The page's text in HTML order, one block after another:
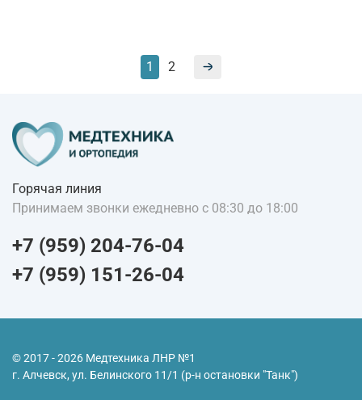
1 2
Горячая линия
Принимаем звонки ежедневно с 08:30 до 18:00
+7 (959) 204-76-04
+7 (959) 151-26-04
© 2017 - 2026 Медтехника ЛНР №1
г. Алчевск, ул. Белинского 11/1 (р-н остановки "Танк")